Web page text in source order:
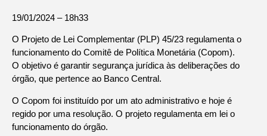
19/01/2024 – 18h33
O Projeto de Lei Complementar (PLP) 45/23 regulamenta o
funcionamento do Comitê de Política Monetária (Copom).
O objetivo é garantir segurança jurídica às deliberações do
órgão, que pertence ao Banco Central.
O Copom foi instituído por um ato administrativo e hoje é
regido por uma resolução. O projeto regulamenta em lei o
funcionamento do órgão.